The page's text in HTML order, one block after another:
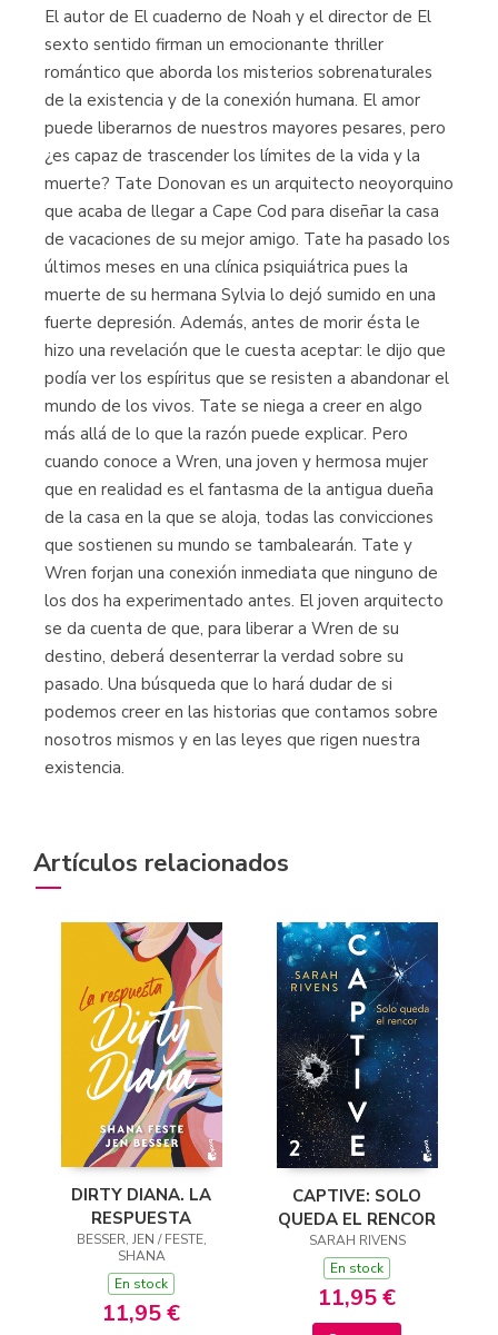
El autor de El cuaderno de Noah y el director de El
sexto sentido firman un emocionante thriller
romántico que aborda los misterios sobrenaturales
de la existencia y de la conexión humana. El amor
puede liberarnos de nuestros mayores pesares, pero
¿es capaz de trascender los límites de la vida y la
muerte? Tate Donovan es un arquitecto neoyorquino
que acaba de llegar a Cape Cod para diseñar la casa
de vacaciones de su mejor amigo. Tate ha pasado los
últimos meses en una clínica psiquiátrica pues la
muerte de su hermana Sylvia lo dejó sumido en una
fuerte depresión. Además, antes de morir ésta le
hizo una revelación que le cuesta aceptar: le dijo que
podía ver los espíritus que se resisten a abandonar el
mundo de los vivos. Tate se niega a creer en algo
más allá de lo que la razón puede explicar. Pero
cuando conoce a Wren, una joven y hermosa mujer
que en realidad es el fantasma de la antigua dueña
de la casa en la que se aloja, todas las convicciones
que sostienen su mundo se tambalearán. Tate y
Wren forjan una conexión inmediata que ninguno de
los dos ha experimentado antes. El joven arquitecto
se da cuenta de que, para liberar a Wren de su
destino, deberá desenterrar la verdad sobre su
pasado. Una búsqueda que lo hará dudar de si
podemos creer en las historias que contamos sobre
nosotros mismos y en las leyes que rigen nuestra
existencia.
Artículos relacionados
DIRTY DIANA. LA
RESPUESTA
BESSER, JEN / FESTE,
SHANA
En stock
11,95 €
CAPTIVE: SOLO
QUEDA EL RENCOR
SARAH RIVENS
En stock
11,95 €